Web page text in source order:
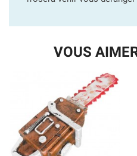
VOUS